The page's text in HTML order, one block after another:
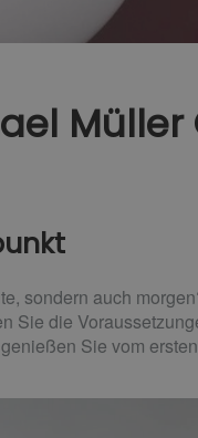
Müller
sondern auch
Sie die
Sie vom